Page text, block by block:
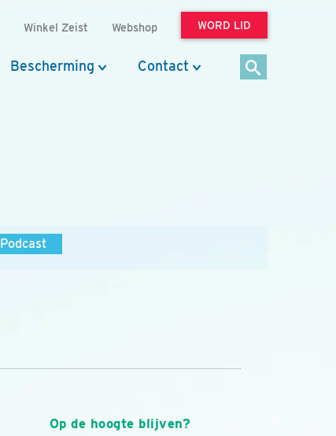
Winkel Zeist Webshop WORD LID
Bescherming Contact
Podcast
Op de hoogte blijven?